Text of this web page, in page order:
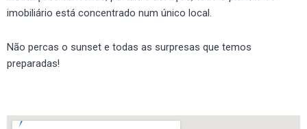
imobiliário está concentrado num único local.
Não percas o sunset e todas as surpresas que temos
preparadas!